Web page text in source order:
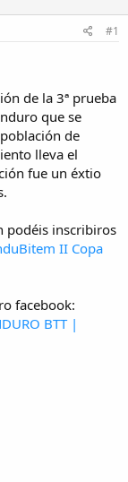
#1
de la 3ª prueba
que se
de
lleva el
fue un éxtio
podéis inscribiros
II Copa
facebook:
BTT |